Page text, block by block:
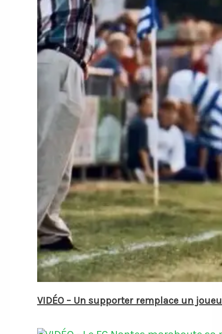
VIDÉO – Un supporter remplace un